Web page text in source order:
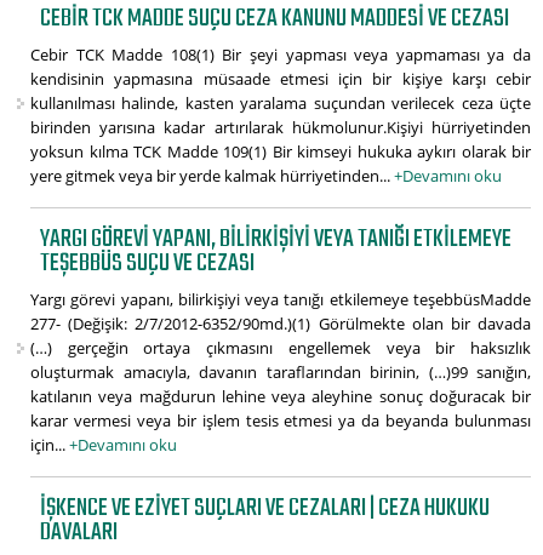
CEBIR TCK MADDE SUÇU CEZA KANUNU MADDESI VE CEZASI
Cebir TCK Madde 108(1) Bir şeyi yapması veya yapmaması ya da
kendisinin yapmasına müsaade etmesi için bir kişiye karşı cebir
kullanılması halinde, kasten yaralama suçundan verilecek ceza üçte
birinden yarısına kadar artırılarak hükmolunur.Kişiyi hürriyetinden
yoksun kılma TCK Madde 109(1) Bir kimseyi hukuka aykırı olarak bir
yere gitmek veya bir yerde kalmak hürriyetinden...+Devamını oku
YARGI GÖREVI YAPANI, BILIRKIŞIYI VEYA TANIĞI ETKILEMEYE
TEŞEBBÜS SUÇU VE CEZASI
Yargı görevi yapanı, bilirkişiyi veya tanığı etkilemeye teşebbüsMadde
277- (Değişik: 2/7/2012-6352/90md.)(1) Görülmekte olan bir davada
(…) gerçeğin ortaya çıkmasını engellemek veya bir haksızlık
oluşturmak amacıyla, davanın taraflarından birinin, (…)99 sanığın,
katılanın veya mağdurun lehine veya aleyhine sonuç doğuracak bir
karar vermesi veya bir işlem tesis etmesi ya da beyanda bulunması
için...+Devamını oku
İŞKENCE VE EZIYET SUÇLARI VE CEZALARI | CEZA HUKUKU
DAVALARI